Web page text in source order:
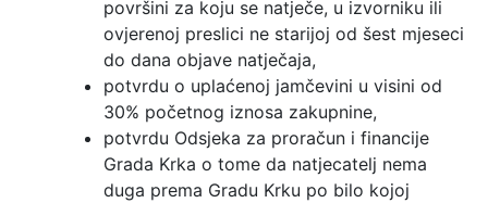
površini za koju se natječe, u izvorniku ili
ovjerenoj preslici ne starijoj od šest mjeseci
do dana objave natječaja,
potvrdu o uplaćenoj jamčevini u visini od
30% početnog iznosa zakupnine,
potvrdu Odsjeka za proračun i financije
Grada Krka o tome da natjecatelj nema
duga prema Gradu Krku po bilo kojoj